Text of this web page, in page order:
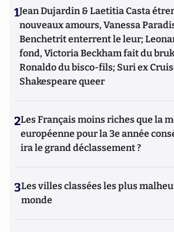
1Jean Dujardin & Laetitia Casta
nouveaux amours, Vanessa
Benchetrit enterrent le leur;
fond, Victoria Beckham fait du
Ronaldo du bisco-fils; Suri ex
Shakespeare queer
2Les Français moins riches que la
européenne pour la 3e année
ira le grand déclassement ?
3Les villes classées les plus
monde